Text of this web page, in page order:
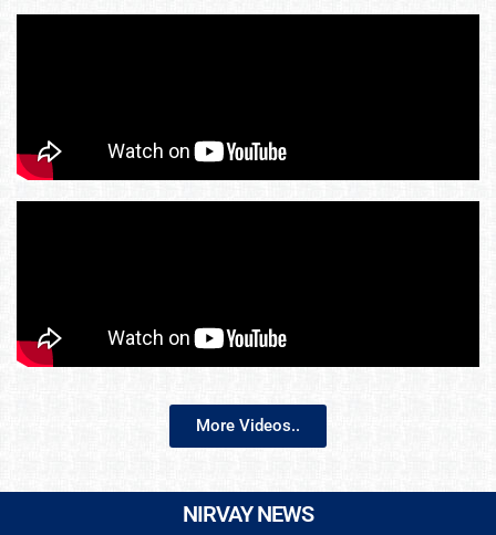
More Videos..
NIRVAY NEWS